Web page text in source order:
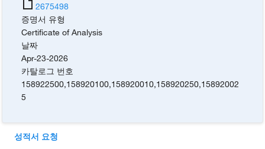
2675498
증명서 유형
Certificate of Analysis
날짜
Apr-23-2026
카탈로그 번호
158922500,158920100,158920010,158920250,15892002
5
성적서 요청